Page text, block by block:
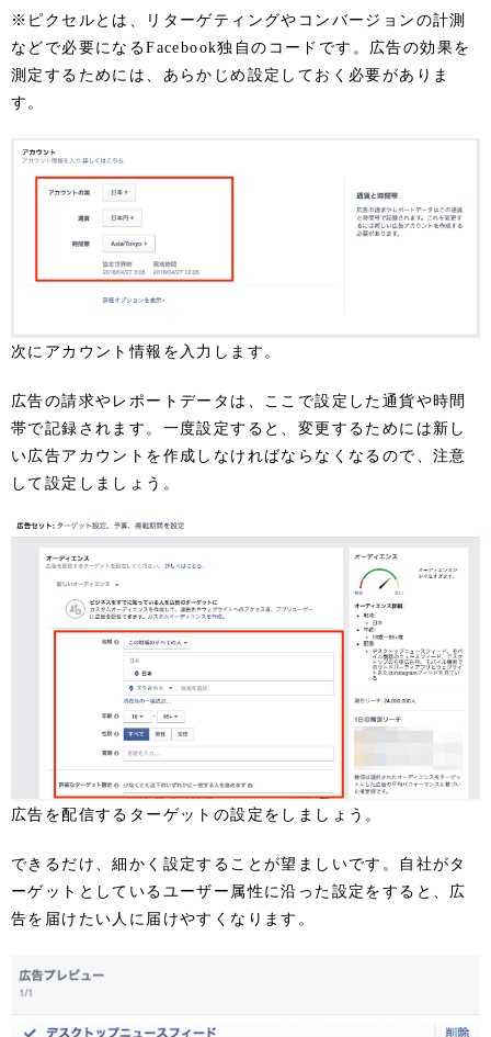
※ピクセルとは、リターゲティングやコンバージョンの計測
などで必要になるFacebook独自のコードです。広告の効果を
測定するためには、あらかじめ設定しておく必要がありま
す。
次にアカウント情報を入力します。
広告の請求やレポートデータは、ここで設定した通貨や時間
帯で記録されます。一度設定すると、変更するためには新し
い広告アカウントを作成しなければならなくなるので、注意
して設定しましょう。
広告を配信するターゲットの設定をしましょう。
できるだけ、細かく設定することが望ましいです。自社がタ
ーゲットとしているユーザー属性に沿った設定をすると、広
告を届けたい人に届けやすくなります。